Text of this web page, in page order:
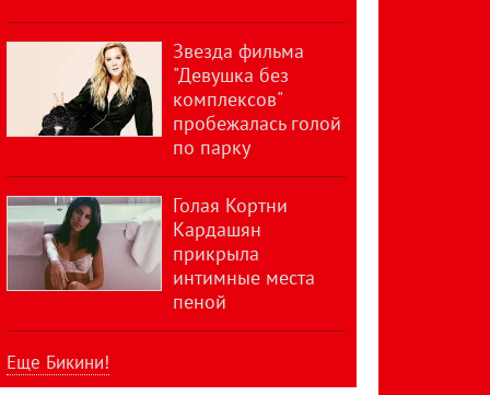
Звезда фильма
"Девушка без
комплексов"
пробежалась голой
по парку
Голая Кортни
Кардашян
прикрыла
интимные места
пеной
Еще Бикини!